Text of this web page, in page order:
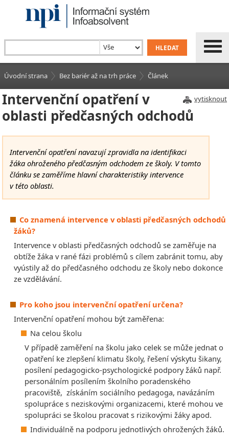
Úvodní strana Bez bariér až na trh práce Článek
vytisknout
Intervenční opatření v
oblasti předčasných odchodů
Intervenční opatření navazují zpravidla na identifikaci
žáka ohroženého předčasným odchodem ze školy. V tomto
článku se zaměříme hlavní charakteristiky intervence
v této oblasti.
Co znamená intervence v oblasti předčasných odchodů
žáků?
Intervence v oblasti předčasných odchodů se zaměřuje na
obtíže žáka v rané fázi problémů s cílem zabránit tomu, aby
vyústily až do předčasného odchodu ze školy nebo dokonce
ze vzdělávání.
Pro koho jsou intervenční opatření určena?
Intervenční opatření mohou být zaměřena:
Na celou školu
V případě zaměření na školu jako celek se může jednat o
opatření ke zlepšení klimatu školy, řešení výskytu šikany,
posílení pedagogicko-psychologické podpory žáků např.
personálním posílením školního poradenského
pracoviště, získáním sociálního pedagoga, navázáním
spolupráce s neziskovými organizacemi, které mohou ve
spolupráci se školou pracovat s rizikovými žáky apod.
Individuálně na podporu jednotlivých ohrožených žáků.